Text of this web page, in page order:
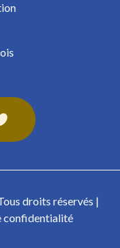
droits réservés |
confidentialité